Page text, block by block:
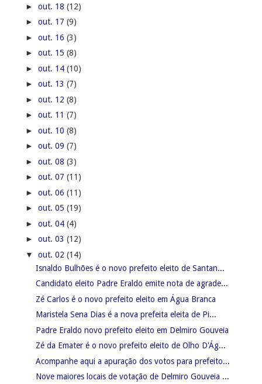
► out. 18 (12)
► out. 17 (9)
► out. 16 (3)
► out. 15 (8)
► out. 14 (10)
► out. 13 (7)
► out. 12 (8)
► out. 11 (7)
► out. 10 (8)
► out. 09 (7)
► out. 08 (3)
► out. 07 (11)
► out. 06 (11)
► out. 05 (19)
► out. 04 (4)
► out. 03 (12)
▼ out. 02 (14)
Isnaldo Bulhões é o novo prefeito eleito de Santan...
Candidato eleito Padre Eraldo emite nota de agrade...
Zé Carlos é o novo prefeito eleito em Água Branca
Maristela Sena Dias é a nova prefeita eleita de Pi...
Padre Eraldo novo prefeito eleito em Delmiro Gouveia
Zé da Emater é o novo prefeito eleito de Olho D'Ág...
Acompanhe aqui a apuração dos votos para prefeito...
Nove maiores locais de votação de Delmiro Gouveia ...